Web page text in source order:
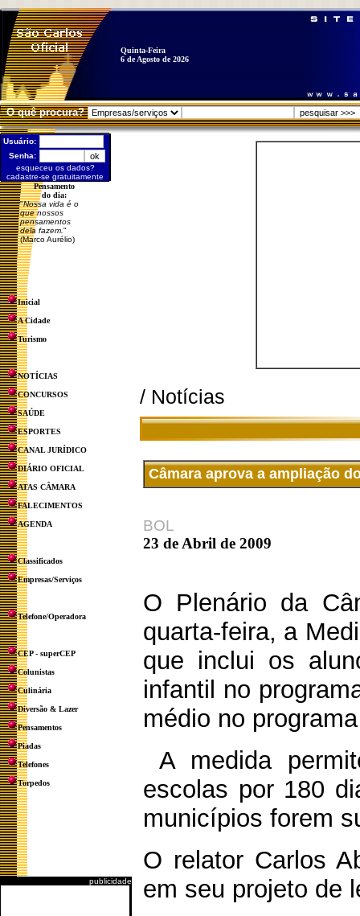
Quinta-Feira
6 de Agosto de 2026
O quê procura?
Usuário:
Senha:
esqueceu os dados?
cadastre-se gratuitamente
Pensamento
do dia:
"Nossa vida é o
que nossos
pensamentos
dela fazem. "
(Marco Aurélio)
Inicial
A Cidade
Turismo
NOTÍCIAS
CONCURSOS
SAÚDE
ESPORTES
CANAL JURÍDICO
DIÁRIO OFICIAL
ATAS CÂMARA
FALECIMENTOS
AGENDA
Classificados
Empresas/Serviços
Telefone/Operadora
CEP - superCEP
Colunistas
Culinária
Diversão & Lazer
Pensamentos
Piadas
Telefones
Torpedos
publicidade
/ Notícias
Câmara aprova a ampliação
BOL
23 de Abril de 2009
O Plenário da
quarta-feira, a
que inclui os
infantil no
médio no
A medida
escolas por 180
municípios forem
O relator Carlos
em seu projeto de